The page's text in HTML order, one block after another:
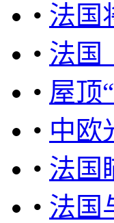
• 法国
• 法国
• 屋顶
• 中欧
• 法国
• 法国